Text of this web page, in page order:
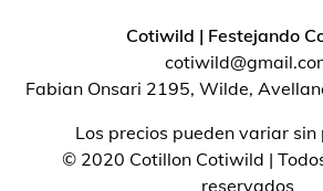
Cotiwild | Festejando
Fabian Onsari 2195, Wilde,
Los precios pueden variar
© 2020 Cotillon Cotiwild |
reservados